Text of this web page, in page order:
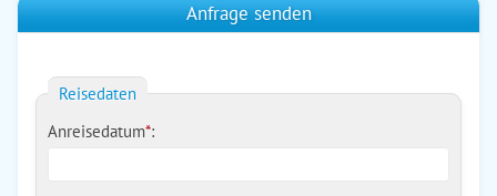
Anfrage senden
Reisedaten
Anreisedatum*: